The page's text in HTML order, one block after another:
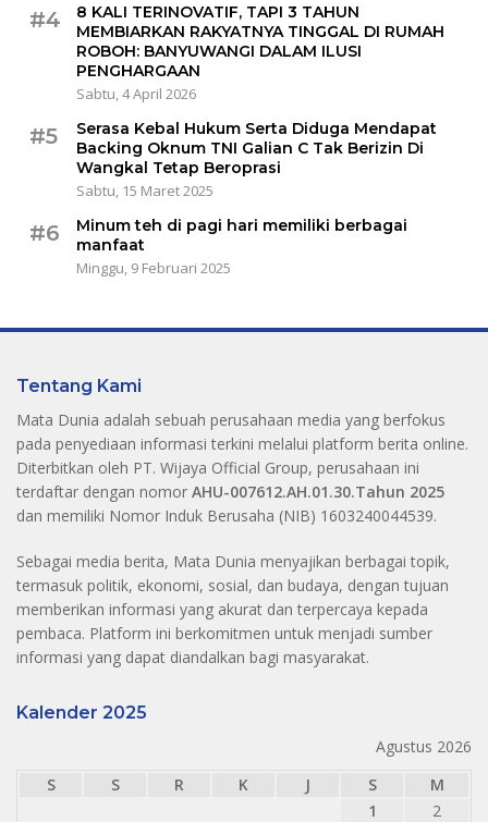
#4
8 KALI TERINOVATIF, TAPI 3 TAHUN
MEMBIARKAN RAKYATNYA TINGGAL DI RUMAH
ROBOH: BANYUWANGI DALAM ILUSI
PENGHARGAAN
Sabtu, 4 April 2026
#5
Serasa Kebal Hukum Serta Diduga Mendapat
Backing Oknum TNI Galian C Tak Berizin Di
Wangkal Tetap Beroprasi
Sabtu, 15 Maret 2025
#6
Minum teh di pagi hari memiliki berbagai
manfaat
Minggu, 9 Februari 2025
Tentang Kami
Mata Dunia adalah sebuah perusahaan media yang berfokus
pada penyediaan informasi terkini melalui platform berita online.
Diterbitkan oleh PT. Wijaya Official Group, perusahaan ini
terdaftar dengan nomor AHU-007612.AH.01.30.Tahun 2025
dan memiliki Nomor Induk Berusaha (NIB) 1603240044539.
Sebagai media berita, Mata Dunia menyajikan berbagai topik,
termasuk politik, ekonomi, sosial, dan budaya, dengan tujuan
memberikan informasi yang akurat dan terpercaya kepada
pembaca. Platform ini berkomitmen untuk menjadi sumber
informasi yang dapat diandalkan bagi masyarakat.
Kalender 2025
Agustus 2026
S
S R K J S
M
1
2